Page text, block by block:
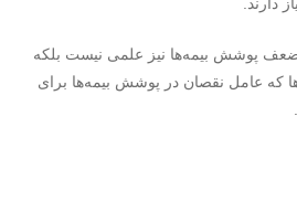
دارند.
پوشش بیمه‌ها نیز علمی نیست بلکه
که عامل نقصان در پوشش بیمه‌ها برای